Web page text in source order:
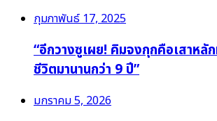
กุมภาพันธ์ 17, 2025
“อีกวางซูเผย! คิมจงกุกคือเสาหลั
ชีวิตมานานกว่า 9 ปี”
มกราคม 5, 2026